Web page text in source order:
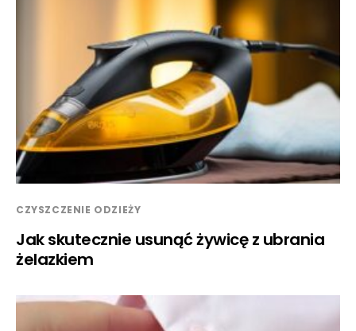
CZYSZCZENIE ODZIEŻY
Jak skutecznie usunąć żywicę z ubrania
żelazkiem